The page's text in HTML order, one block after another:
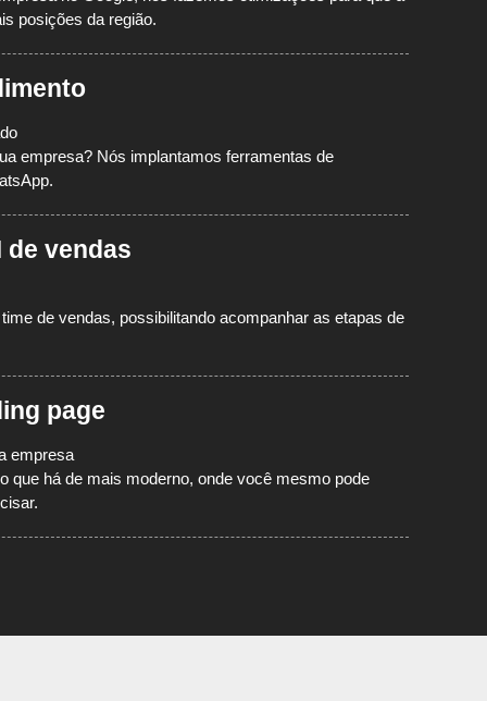
posições da região.
empresa? Nós implantamos ferramentas de
de vendas
de vendas, possibilitando acompanhar as etapas de
page
empresa
que há de mais moderno, onde você mesmo pode